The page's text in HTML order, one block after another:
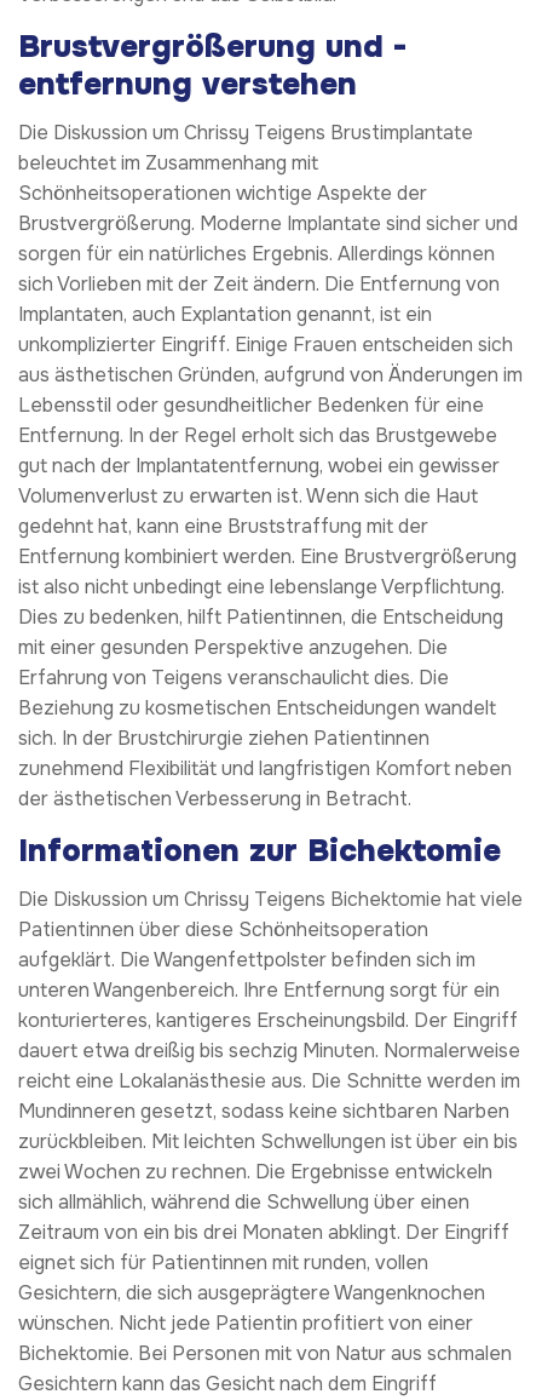
Brustvergrößerung und -
entfernung verstehen
Die Diskussion um Chrissy Teigens Brustimplantate
beleuchtet im Zusammenhang mit
Schönheitsoperationen wichtige Aspekte der
Brustvergrößerung. Moderne Implantate sind sicher und
sorgen für ein natürliches Ergebnis. Allerdings können
sich Vorlieben mit der Zeit ändern. Die Entfernung von
Implantaten, auch Explantation genannt, ist ein
unkomplizierter Eingriff. Einige Frauen entscheiden sich
aus ästhetischen Gründen, aufgrund von Änderungen im
Lebensstil oder gesundheitlicher Bedenken für eine
Entfernung. In der Regel erholt sich das Brustgewebe
gut nach der Implantatentfernung, wobei ein gewisser
Volumenverlust zu erwarten ist. Wenn sich die Haut
gedehnt hat, kann eine Bruststraffung mit der
Entfernung kombiniert werden. Eine Brustvergrößerung
ist also nicht unbedingt eine lebenslange Verpflichtung.
Dies zu bedenken, hilft Patientinnen, die Entscheidung
mit einer gesunden Perspektive anzugehen. Die
Erfahrung von Teigens veranschaulicht dies. Die
Beziehung zu kosmetischen Entscheidungen wandelt
sich. In der Brustchirurgie ziehen Patientinnen
zunehmend Flexibilität und langfristigen Komfort neben
der ästhetischen Verbesserung in Betracht.
Informationen zur Bichektomie
Die Diskussion um Chrissy Teigens Bichektomie hat viele
Patientinnen über diese Schönheitsoperation
aufgeklärt. Die Wangenfettpolster befinden sich im
unteren Wangenbereich. Ihre Entfernung sorgt für ein
konturierteres, kantigeres Erscheinungsbild. Der Eingriff
dauert etwa dreißig bis sechzig Minuten. Normalerweise
reicht eine Lokalanästhesie aus. Die Schnitte werden im
Mundinneren gesetzt, sodass keine sichtbaren Narben
zurückbleiben. Mit leichten Schwellungen ist über ein bis
zwei Wochen zu rechnen. Die Ergebnisse entwickeln
sich allmählich, während die Schwellung über einen
Zeitraum von ein bis drei Monaten abklingt. Der Eingriff
eignet sich für Patientinnen mit runden, vollen
Gesichtern, die sich ausgeprägtere Wangenknochen
wünschen. Nicht jede Patientin profitiert von einer
Bichektomie. Bei Personen mit von Natur aus schmalen
Gesichtern kann das Gesicht nach dem Eingriff